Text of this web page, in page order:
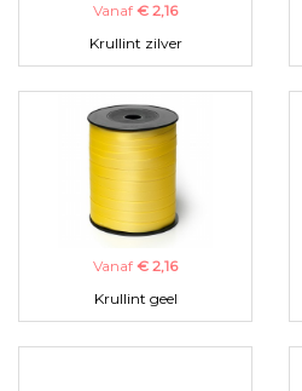
Vanaf € 2,16
Krullint zilver
Vanaf € 2,16
Krullint geel